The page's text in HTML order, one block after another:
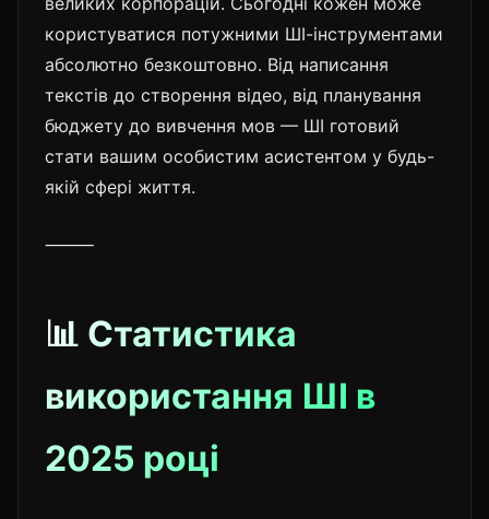
користуватися потужними ШІ-інструментами
абсолютно безкоштовно. Від написання
текстів до створення відео, від планування
бюджету до вивчення мов — ШІ готовий
стати вашим особистим асистентом у будь-
якій сфері життя.
⸻
📊 Статистика
використання ШІ в
2025 році